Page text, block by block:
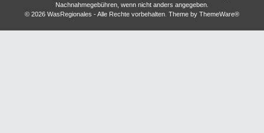
Nachnahmegebühren, wenn nicht anders angegeben.
© 2026 WasRegionales - Alle Rechte vorbehalten. Theme by ThemeWare®